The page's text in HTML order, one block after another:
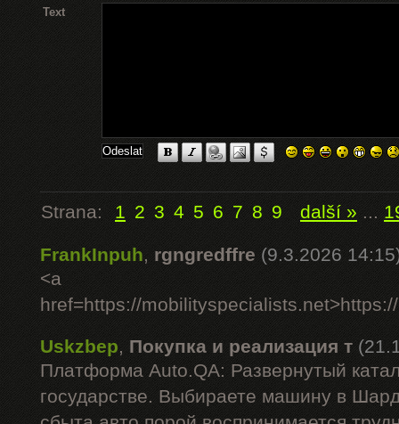
Text
Strana: 1 2 3 4 5 6 7 8 9 další » ...
FrankInpuh, rgngredffre (9.3.2026
<a
href=https://
Uskzbep, Покупка и реализация т
Платформа Auto.QA: Развернутый
государстве. Выбираете машину в